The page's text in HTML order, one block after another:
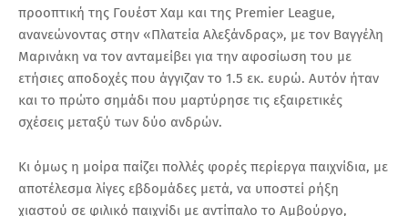
προοπτική της Γουέστ Χαμ και της Premier League,
ανανεώνοντας στην «Πλατεία Αλεξάνδρας», με τον Βαγγέλη
Μαρινάκη να τον ανταμείβει για την αφοσίωση του με
ετήσιες αποδοχές που άγγιζαν το 1.5 εκ. ευρώ. Αυτόν ήταν
και το πρώτο σημάδι που μαρτύρησε τις εξαιρετικές
σχέσεις μεταξύ των δύο ανδρών.
Κι όμως η μοίρα παίζει πολλές φορές περίεργα παιχνίδια, με
αποτέλεσμα λίγες εβδομάδες μετά, να υποστεί ρήξη
χιαστού σε φιλικό παιχνίδι με αντίπαλο το Αμβούργο,